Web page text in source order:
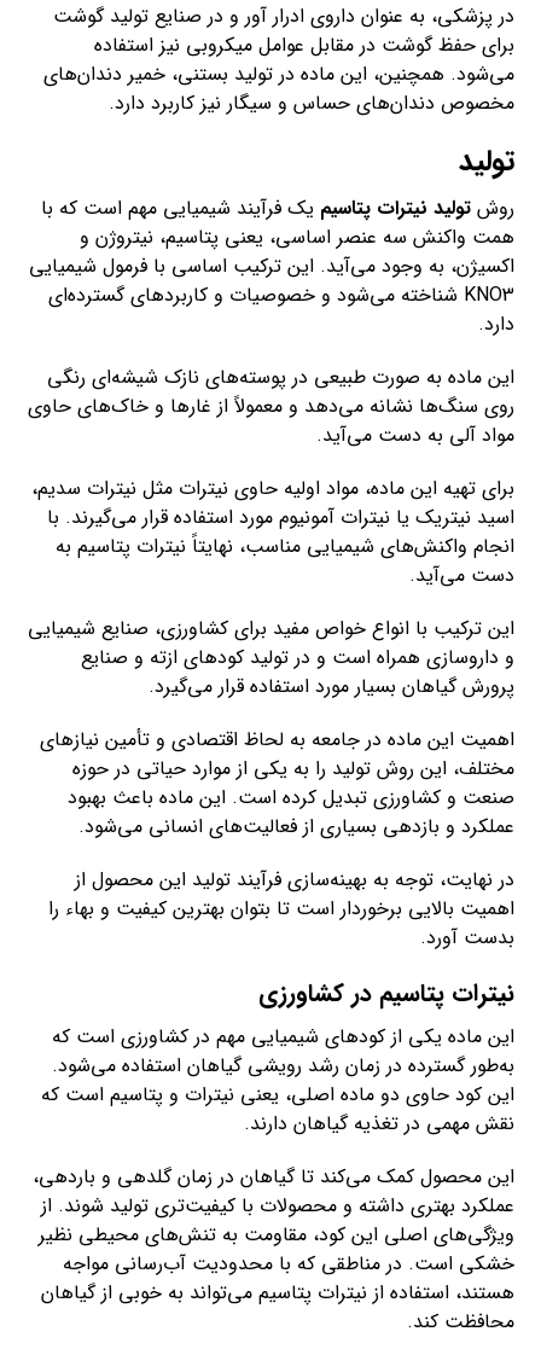
در پزشکی، به عنوان داروی ادرار آور و در صنایع تولید گوشت
برای حفظ گوشت در مقابل عوامل میکروبی نیز استفاده
می‌شود. همچنین، این ماده در تولید بستنی، خمیر دندان‌های
مخصوص دندان‌های حساس و سیگار نیز کاربرد دارد.
تولید
روشتولید نیترات پتاسیم یک فرآیند شیمیایی مهم است که با
همت واکنش سه عنصر اساسی، یعنی پتاسیم، نیتروژن و
اکسیژن، به وجود می‌آید. این ترکیب اساسی با فرمول شیمیایی
KNO3 شناخته می‌شود و خصوصیات و کاربردهای گسترده‌ای
دارد.
این ماده به صورت طبیعی در پوسته‌های نازک شیشه‌ای رنگی
روی سنگ‌ها نشانه می‌دهد و معمولاً از غارها و خاک‌های حاوی
مواد آلی به دست می‌آید.
برای تهیه این ماده، مواد اولیه حاوی نیترات مثل نیترات سدیم،
اسید نیتریک یا نیترات آمونیوم مورد استفاده قرار می‌گیرند. با
انجام واکنش‌های شیمیایی مناسب، نهایتاً نیترات پتاسیم به
دست می‌آید.
این ترکیب با انواع خواص مفید برای کشاورزی، صنایع شیمیایی
و داروسازی همراه است و در تولید کودهای ازته و صنایع
پرورش گیاهان بسیار مورد استفاده قرار می‌گیرد.
اهمیت این ماده در جامعه به لحاظ اقتصادی و تأمین نیازهای
مختلف، این روش تولید را به یکی از موارد حیاتی در حوزه
صنعت و کشاورزی تبدیل کرده است. این ماده باعث بهبود
عملکرد و بازدهی بسیاری از فعالیت‌های انسانی می‌شود.
در نهایت، توجه به بهینه‌سازی فرآیند تولید این محصول از
اهمیت بالایی برخوردار است تا بتوان بهترین کیفیت و بهاء را
بدست آورد.
نیترات پتاسیم در کشاورزی
این ماده یکی از کودهای شیمیایی مهم در کشاورزی است که
به‌طور گسترده در زمان رشد رویشی گیاهان استفاده می‌شود.
این کود حاوی دو ماده اصلی، یعنی نیترات و پتاسیم است که
نقش مهمی در تغذیه گیاهان دارند.
این محصول کمک می‌کند تا گیاهان در زمان گلدهی و باردهی،
عملکرد بهتری داشته و محصولات با کیفیت‌تری تولید شوند. از
ویژگی‌های اصلی این کود، مقاومت به تنش‌های محیطی نظیر
خشکی است. در مناطقی که با محدودیت آب‌رسانی مواجه
هستند، استفاده از نیترات پتاسیم می‌تواند به خوبی از گیاهان
محافظت کند.